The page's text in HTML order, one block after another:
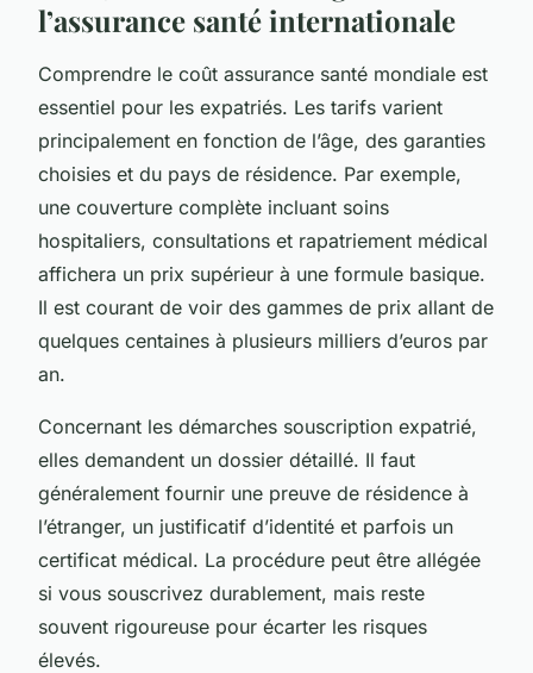
l’assurance santé internationale
Comprendre le coût assurance santé mondiale est
essentiel pour les expatriés. Les tarifs varient
principalement en fonction de l’âge, des garanties
choisies et du pays de résidence. Par exemple,
une couverture complète incluant soins
hospitaliers, consultations et rapatriement médical
affichera un prix supérieur à une formule basique.
Il est courant de voir des gammes de prix allant de
quelques centaines à plusieurs milliers d’euros par
an.
Concernant les démarches souscription expatrié,
elles demandent un dossier détaillé. Il faut
généralement fournir une preuve de résidence à
l’étranger, un justificatif d’identité et parfois un
certificat médical. La procédure peut être allégée
si vous souscrivez durablement, mais reste
souvent rigoureuse pour écarter les risques
élevés.